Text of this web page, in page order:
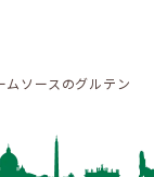
ムソースのグルテン